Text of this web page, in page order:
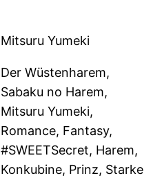
Mitsuru Yumeki
Der Wüstenharem,
Sabaku no Harem,
Mitsuru Yumeki,
Romance, Fantasy,
#SWEETSecret, Harem,
Konkubine, Prinz, Starke